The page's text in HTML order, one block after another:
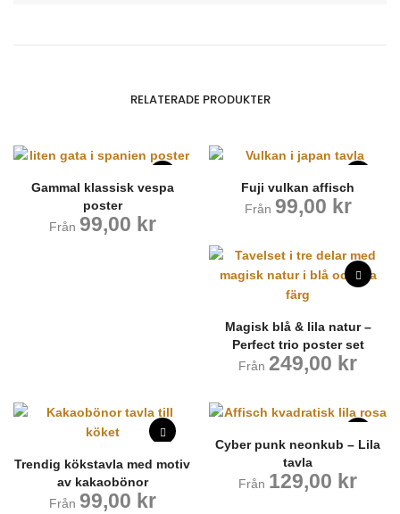
RELATERADE PRODUKTER
Gammal klassisk vespa
poster
Från 99,00 kr
Fuji vulkan affisch
Från 99,00 kr
Magisk blå & lila natur –
Perfect trio poster set
Från 249,00 kr
Trendig kökstavla med motiv
av kakaobönor
Från 99,00 kr
Cyber punk neonkub – Lila
tavla
Från 129,00 kr